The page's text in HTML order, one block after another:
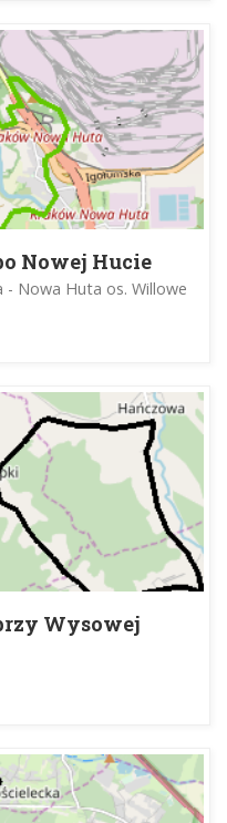
Nowej Hucie
- Nowa Huta os. Willowe
Wysowej